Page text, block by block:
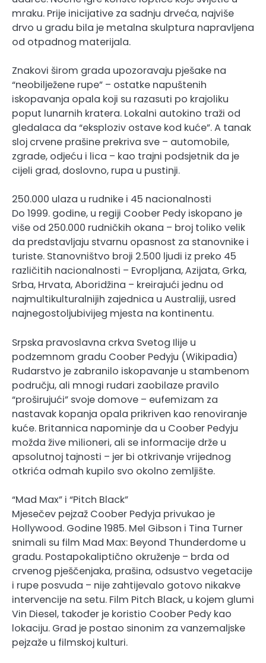
mraku. Prije inicijative za sadnju drveća, najviše
drvo u gradu bila je metalna skulptura napravljena
od otpadnog materijala.
Znakovi širom grada upozoravaju pješake na
“neobilježene rupe” – ostatke napuštenih
iskopavanja opala koji su razasuti po krajoliku
poput lunarnih kratera. Lokalni autokino traži od
gledalaca da “eksploziv ostave kod kuće”. A tanak
sloj crvene prašine prekriva sve – automobile,
zgrade, odjeću i lica – kao trajni podsjetnik da je
cijeli grad, doslovno, rupa u pustinji.
250.000 ulaza u rudnike i 45 nacionalnosti
Do 1999. godine, u regiji Coober Pedy iskopano je
više od 250.000 rudničkih okana – broj toliko velik
da predstavljaju stvarnu opasnost za stanovnike i
turiste. Stanovništvo broji 2.500 ljudi iz preko 45
različitih nacionalnosti – Evropljana, Azijata, Grka,
Srba, Hrvata, Aboridžina – kreirajući jednu od
najmultikulturalnijih zajednica u Australiji, usred
najnegostoljubivijeg mjesta na kontinentu.
Srpska pravoslavna crkva Svetog Ilije u
podzemnom gradu Coober Pedyju (Wikipadia)
Rudarstvo je zabranilo iskopavanje u stambenom
području, ali mnogi rudari zaobilaze pravilo
“proširujući” svoje domove – eufemizam za
nastavak kopanja opala prikriven kao renoviranje
kuće. Britannica napominje da u Coober Pedyju
možda žive milioneri, ali se informacije drže u
apsolutnoj tajnosti – jer bi otkrivanje vrijednog
otkrića odmah kupilo svo okolno zemljište.
“Mad Max” i “Pitch Black”
Mjesečev pejzaž Coober Pedyja privukao je
Hollywood. Godine 1985. Mel Gibson i Tina Turner
snimali su film Mad Max: Beyond Thunderdome u
gradu. Postapokaliptično okruženje – brda od
crvenog pješčenjaka, prašina, odsustvo vegetacije
i rupe posvuda – nije zahtijevalo gotovo nikakve
intervencije na setu. Film Pitch Black, u kojem glumi
Vin Diesel, također je koristio Coober Pedy kao
lokaciju. Grad je postao sinonim za vanzemaljske
pejzaže u filmskoj kulturi.